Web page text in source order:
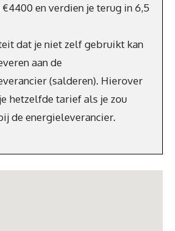
€4400 en verdien je terug in 6,5
dat je niet zelf gebruikt kan
aan de
(salderen). Hierover
hetzelfde tarief als je zou
de energieleverancier.